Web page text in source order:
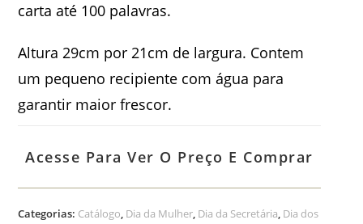
carta até 100 palavras.
Altura 29cm por 21cm de largura. Contem
um pequeno recipiente com água para
garantir maior frescor.
Acesse Para Ver O Preço E Comprar
Categorias: Catálogo, Dia da Mulher, Dia da Secretária, Dia dos